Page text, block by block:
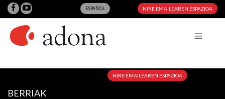
ESPAÑOL NIRE EMAILEAREN ESPAZIOA
NIRE EMAILEAREN ESPAZIOA
BERRIAK